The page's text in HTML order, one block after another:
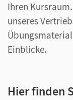
Ihren
unseres
Einblicke.
Hier finden